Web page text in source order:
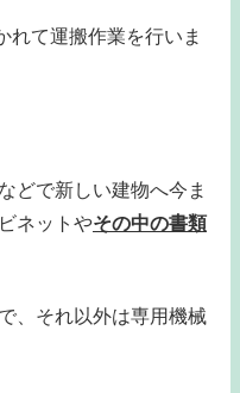
れて運搬作業を行いま
どで新しい建物へ今ま
ネットやその中の書類
、それ以外は専用機械